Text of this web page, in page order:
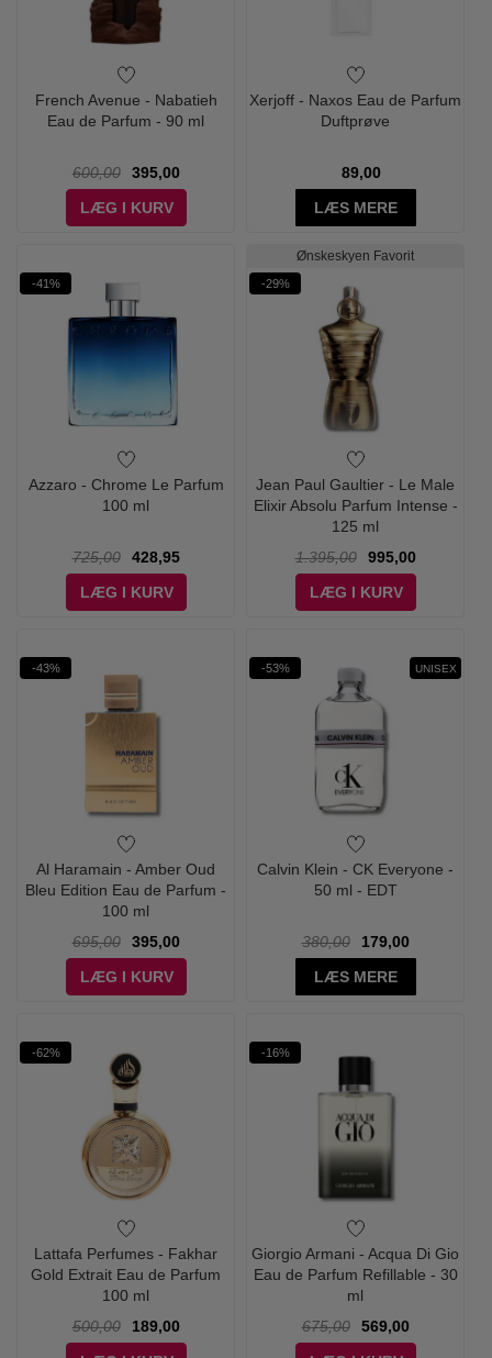
French Avenue - Nabatieh
Eau de Parfum - 90 ml
600,00
395,00
LÆG I KURV
Xerjoff - Naxos Eau de Parfum
Duftprøve
89,00
LÆS MERE
-41%
Azzaro - Chrome Le Parfum
100 ml
725,00
428,95
LÆG I KURV
Ønskeskyen Favorit
-29%
Jean Paul Gaultier - Le Male
Elixir Absolu Parfum Intense -
125 ml
1.395,00
995,00
LÆG I KURV
-43%
Al Haramain - Amber Oud
Bleu Edition Eau de Parfum -
100 ml
695,00
395,00
LÆG I KURV
-53% UNISEX
Calvin Klein - CK Everyone -
50 ml - EDT
380,00
179,00
LÆS MERE
-62%
Lattafa Perfumes - Fakhar
Gold Extrait Eau de Parfum
100 ml
500,00
189,00
-16%
Giorgio Armani - Acqua Di Gio
Eau de Parfum Refillable - 30
ml
675,00
569,00